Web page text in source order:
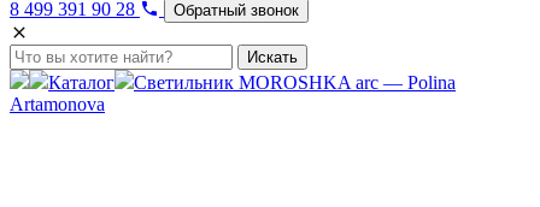
8 499 391 90 28 Обратный звонок
Искать
Каталог
Светильник MOROSHKA arc — Polina
Artamonova